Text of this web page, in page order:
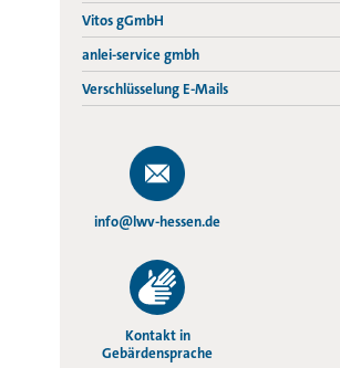
Vitos gGmbH
anlei-service gmbh
Verschlüsselung E-Mails
info@lwv-hessen.de
Kontakt in
Gebärdensprache